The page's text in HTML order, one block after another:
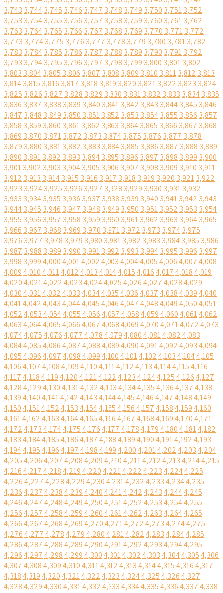
3,743 3,7443,745 3,746 3,747 3,748 3,749 3,750 3,7513,752
3,753 3,7543,755 3,756 3,757 3,758 3,759 3,760 3,7613,762
3,763 3,7643,765 3,766 3,767 3,768 3,769 3,770 3,7713,772
3,773 3,7743,775 3,776 3,777 3,778 3,779 3,780 3,7813,782
3,783 3,7843,785 3,786 3,787 3,788 3,789 3,790 3,7913,792
3,793 3,7943,795 3,796 3,797 3,798 3,799 3,800 3,8013,802
3,803 3,8043,805 3,806 3,807 3,808 3,809 3,810 3,8113,812 3,813
3,8143,815 3,816 3,817 3,818 3,819 3,820 3,8213,822 3,823 3,824
3,825 3,826 3,827 3,828 3,829 3,830 3,8313,832 3,833 3,8343,835
3,836 3,837 3,838 3,839 3,840 3,8413,842 3,843 3,8443,845 3,846
3,847 3,848 3,849 3,850 3,8513,852 3,853 3,8543,855 3,856 3,857
3,858 3,859 3,860 3,8613,862 3,863 3,8643,865 3,866 3,867 3,868
3,869 3,870 3,8713,872 3,873 3,8743,875 3,876 3,877 3,878
3,879 3,880 3,8813,882 3,883 3,8843,885 3,886 3,887 3,888 3,889
3,890 3,8913,892 3,893 3,8943,895 3,896 3,897 3,898 3,899 3,900
3,9013,902 3,903 3,9043,905 3,906 3,907 3,908 3,909 3,910 3,911
3,912 3,913 3,9143,915 3,916 3,917 3,918 3,919 3,920 3,9213,922
3,923 3,9243,925 3,926 3,927 3,928 3,929 3,930 3,9313,932
3,933 3,9343,935 3,936 3,937 3,938 3,939 3,940 3,9413,942 3,943
3,9443,945 3,946 3,947 3,948 3,949 3,950 3,9513,952 3,953 3,954
3,955 3,956 3,957 3,958 3,959 3,960 3,9613,962 3,963 3,9643,965
3,966 3,967 3,968 3,969 3,970 3,9713,972 3,973 3,9743,975
3,976 3,977 3,978 3,979 3,980 3,9813,982 3,983 3,9843,985 3,986
3,987 3,988 3,989 3,990 3,9913,992 3,993 3,9943,995 3,996 3,997
3,998 3,9994,0004,0014,0024,0034,0044,0054,0064,0074,008
4,0094,0104,0114,0124,0134,0144,0154,0164,0174,0184,019
4,0204,0214,0224,0234,0244,0254,0264,0274,0284,029
4,0304,0314,0324,0334,0344,0354,0364,0374,0384,0394,040
4,0414,0424,0434,0444,0454,0464,0474,0484,0494,0504,051
4,0524,0534,0544,0554,0564,0574,0584,0594,0604,0614,062
4,0634,0644,0654,0664,0674,0684,0694,0704,0714,0724,073
4,0744,0754,0764,0774,0784,0794,0804,0814,0824,083
4,0844,0854,0864,0874,0884,0894,0904,0914,0924,0934,094
4,0954,0964,0974,0984,0994,1004,1014,1024,1034,1044,105
4,1064,1074,1084,1094,1104,1114,1124,1134,1144,1154,116
4,1174,1184,1194,1204,1214,1224,1234,1244,1254,1264,127
4,1284,1294,1304,1314,1324,1334,1344,1354,1364,1374,138
4,1394,1404,1414,1424,1434,1444,1454,1464,1474,1484,149
4,1504,1514,1524,1534,1544,1554,1564,1574,1584,1594,160
4,1614,1624,1634,1644,1654,1664,1674,1684,1694,1704,171
4,1724,1734,1744,1754,1764,1774,1784,1794,1804,1814,182
4,1834,1844,1854,1864,1874,1884,1894,1904,1914,1924,193
4,1944,1954,1964,1974,1984,1994,2004,2014,2024,2034,204
4,2054,2064,2074,2084,2094,2104,2114,2124,2134,2144,215
4,2164,2174,2184,2194,2204,2214,2224,2234,2244,225
4,2264,2274,2284,2294,2304,2314,2324,2334,2344,235
4,2364,2374,2384,2394,2404,2414,2424,2434,2444,245
4,2464,2474,2484,2494,2504,2514,2524,2534,2544,255
4,2564,2574,2584,2594,2604,2614,2624,2634,2644,265
4,2664,2674,2684,2694,2704,2714,2724,2734,2744,275
4,2764,2774,2784,2794,2804,2814,2824,2834,2844,285
4,2864,2874,2884,2894,2904,2914,2924,2934,2944,295
4,2964,2974,2984,2994,3004,3014,3024,3034,3044,3054,306
4,3074,3084,3094,3104,3114,3124,3134,3144,3154,3164,317
4,3184,3194,3204,3214,3224,3234,3244,3254,3264,327
4,3284,3294,3304,3314,3324,3334,3344,3354,3364,3374,338